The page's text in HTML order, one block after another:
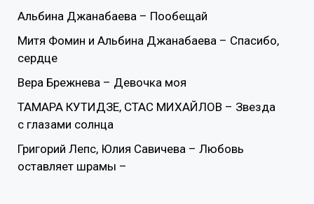
Альбина Джанабаева – Пообещай
Митя Фомин и Альбина Джанабаева – Спасибо,
сердце
Вера Брежнева – Девочка моя
ТАМАРА КУТИДЗЕ, СТАС МИХАЙЛОВ – Звезда
с глазами солнца
Григорий Лепс, Юлия Савичева – Любовь
оставляет шрамы –